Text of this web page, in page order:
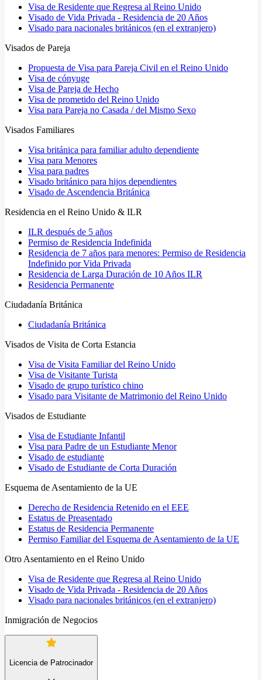
Visa de Residente que Regresa al Reino Unido
Visado de Vida Privada - Residencia de 20 Años
Visado para nacionales británicos (en el extranjero)
Visados de Pareja
Propuesta de Visa para Pareja Civil en el Reino Unido
Visa de cónyuge
Visa de Pareja de Hecho
Visa de prometido del Reino Unido
Visa para Pareja no Casada / del Mismo Sexo
Visados Familiares
Visa británica para familiar adulto dependiente
Visa para Menores
Visa para padres
Visado británico para hijos dependientes
Visado de Ascendencia Británica
Residencia en el Reino Unido & ILR
ILR después de 5 años
Permiso de Residencia Indefinida
Residencia de 7 años para menores: Permiso de Residencia
Indefinido por Vida Privada
Residencia de Larga Duración de 10 Años ILR
Residencia Permanente
Ciudadanía Británica
Ciudadanía Británica
Visados de Visita de Corta Estancia
Visa de Visita Familiar del Reino Unido
Visa de Visitante Turista
Visado de grupo turístico chino
Visado para Visitante de Matrimonio del Reino Unido
Visados de Estudiante
Visa de Estudiante Infantil
Visa para Padre de un Estudiante Menor
Visado de estudiante
Visado de Estudiante de Corta Duración
Esquema de Asentamiento de la UE
Derecho de Residencia Retenido en el EEE
Estatus de Preasentado
Estatus de Residencia Permanente
Permiso Familiar del Esquema de Asentamiento de la UE
Otro Asentamiento en el Reino Unido
Visa de Residente que Regresa al Reino Unido
Visado de Vida Privada - Residencia de 20 Años
Visado para nacionales británicos (en el extranjero)
Inmigración de Negocios
Licencia de Patrocinador